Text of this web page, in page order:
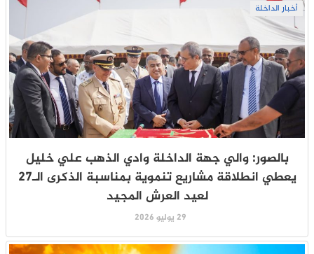
أخبار الداخلة
بالصور: والي جهة الداخلة وادي الذهب علي خليل
يعطي انطلاقة مشاريع تنموية بمناسبة الذكرى الـ27
لعيد العرش المجيد
29 يوليو 2026